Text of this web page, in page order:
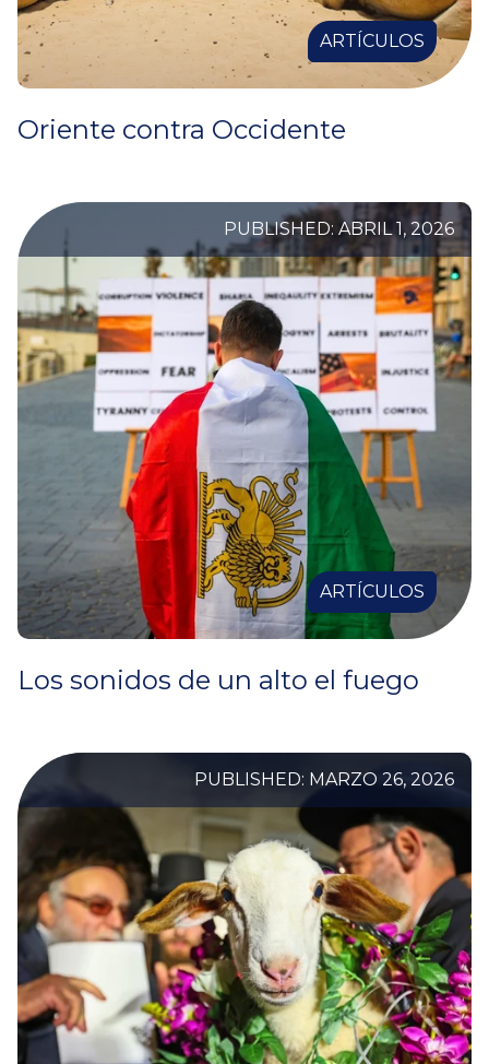
ARTÍCULOS
Oriente contra Occidente
PUBLISHED: ABRIL 1, 2026
ARTÍCULOS
Los sonidos de un alto el fuego
PUBLISHED: MARZO 26, 2026